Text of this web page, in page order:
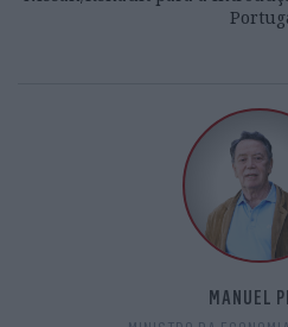
MANUEL